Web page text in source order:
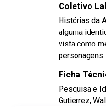
Coletivo
Histórias da
alguma
vista como
personagens.
Ficha
Pesquisa e
Gutierrez,